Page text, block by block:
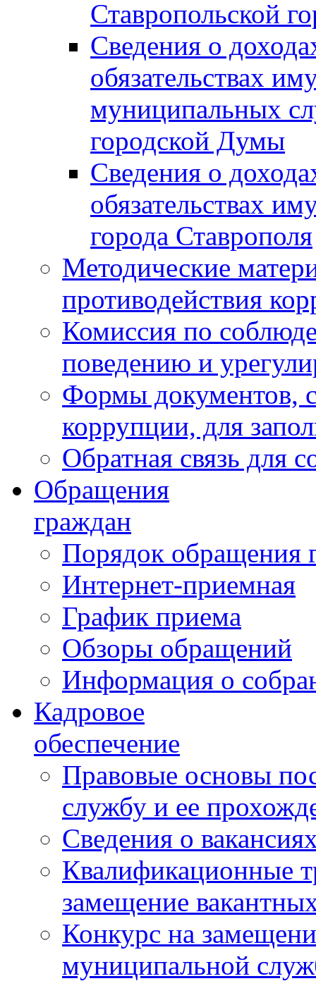
Ставропольской
Сведения о
обязательствах
муниципальных
городской Думы
Сведения о
обязательствах
города Ставрополя
Методические
противодействия
Комиссия по
поведению и
Формы документов,
коррупции, для
Обратная связь для
Обращения
граждан
Порядок обращения
Интернет-приемная
График приема
Обзоры обращений
Информация о
Кадровое
обеспечение
Правовые основы
службу и ее
Сведения о
Квалификационные
замещение
Конкурс на
муниципальной